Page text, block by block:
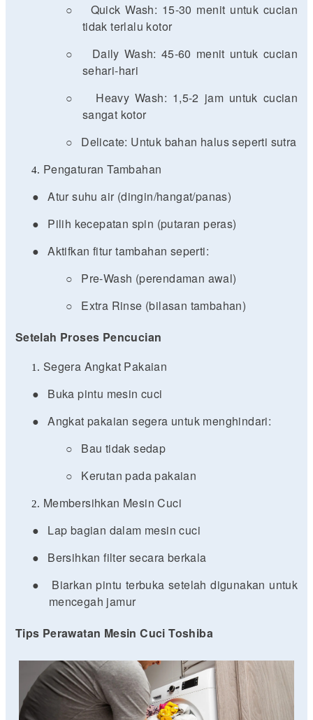
○
Quick Wash: 15-30 menit untuk cucian
tidak terlalu kotor
○
Daily Wash: 45-60 menit untuk cucian
sehari-hari
○
Heavy Wash: 1,5-2 jam untuk cucian
sangat kotor
○
Delicate: Untuk bahan halus seperti sutra
Pengaturan Tambahan
● Atur suhu air (dingin/hangat/panas)
●
Pilih kecepatan spin (putaran peras)
● Aktifkan fitur tambahan seperti:
○
Pre-Wash (perendaman awal)
○
Extra Rinse (bilasan tambahan)
Setelah Proses Pencucian
Segera Angkat Pakaian
●
Buka pintu mesin cuci
● Angkat pakaian segera untuk menghindari:
○
Bau tidak sedap
○
Kerutan pada pakaian
Membersihkan Mesin Cuci
●
Lap bagian dalam mesin cuci
●
Bersihkan filter secara berkala
●
Biarkan pintu terbuka setelah digunakan untuk
mencegah jamur
Tips Perawatan Mesin Cuci Toshiba